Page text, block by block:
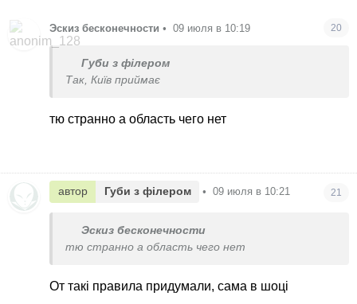
Эскиз бесконечности • 09 июля в 10:19 20
Губи з філером
Так, Київ приймає
тю странно а область чего нет
автор Губи з філером • 09 июля в 10:21 21
Эскиз бесконечности
тю странно а область чего нет
От такі правила придумали, сама в шоці